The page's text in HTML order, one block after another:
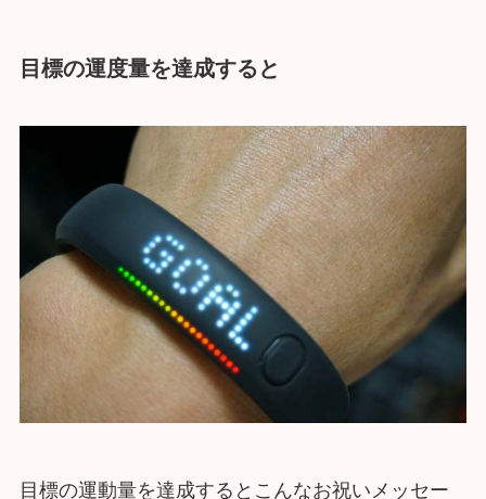
目標の運度量を達成すると
目標の運動量を達成するとこんなお祝いメッセー